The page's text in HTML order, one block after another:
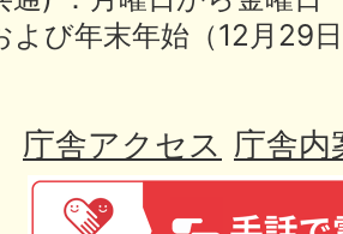
よび年末年始（12月29
庁舎アクセス 庁舎内